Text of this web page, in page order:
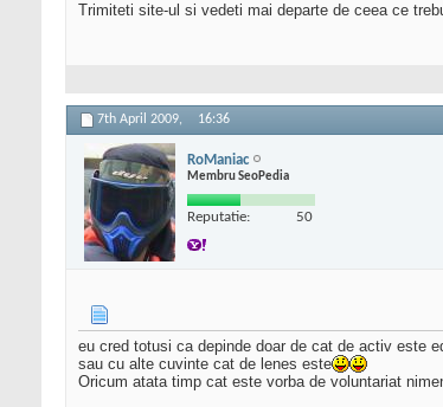
Trimiteti site-ul si vedeti mai departe de ceea ce
7th April 2009, 16:36
RoManiac
Membru SeoPedia
Reputatie: 50
eu cred totusi ca depinde doar de cat de activ este
sau cu alte cuvinte cat de lenes este
Oricum atata timp cat este vorba de voluntariat